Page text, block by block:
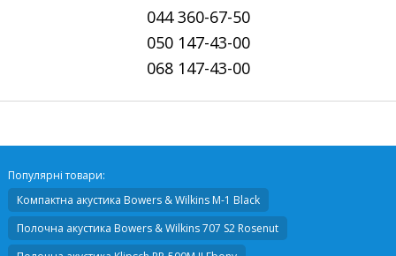
044360-67-50
050147-43-00
068147-43-00
Популярні товари:
Компактна акустика Bowers & Wilkins M-1 Black
Полочна акустика Bowers & Wilkins 707 S2 Rosenut